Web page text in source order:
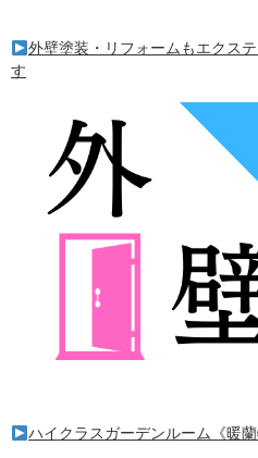
外壁塗装・リフォームもエクス
す
ハイクラスガーデンルーム《暖